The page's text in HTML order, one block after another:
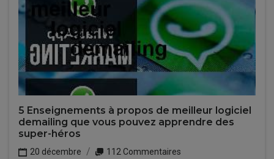
5 Enseignements à propos de meilleur logiciel
demailing que vous pouvez apprendre des
super-héros
20 décembre
112 Commentaires